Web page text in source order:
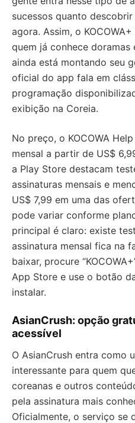
sucessos quanto
agora. Assim, o
quem já conhece doramas
ainda está montando seu
oficial do app fala em
programação
exibição na Coreia.
No preço, o KOCOWA
mensal a partir de US$
a Play Store destacam
assinaturas mensais e
US$ 7,99 em uma das
pode variar conforme
principal é claro: existe
assinatura mensal fica na
baixar, procure
App Store e use o botão
instalar.
AsianCrush: opção
acessível
O AsianCrush entra como
interessante para quem
coreanas e outros
pela assinatura mais
Oficialmente, o serviço se